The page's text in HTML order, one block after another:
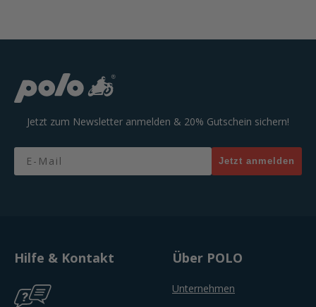
Jetzt zum Newsletter anmelden & 20% Gutschein sichern!
Email
Jetzt anmelden
Hilfe & Kontakt Über POLO
Unternehmen